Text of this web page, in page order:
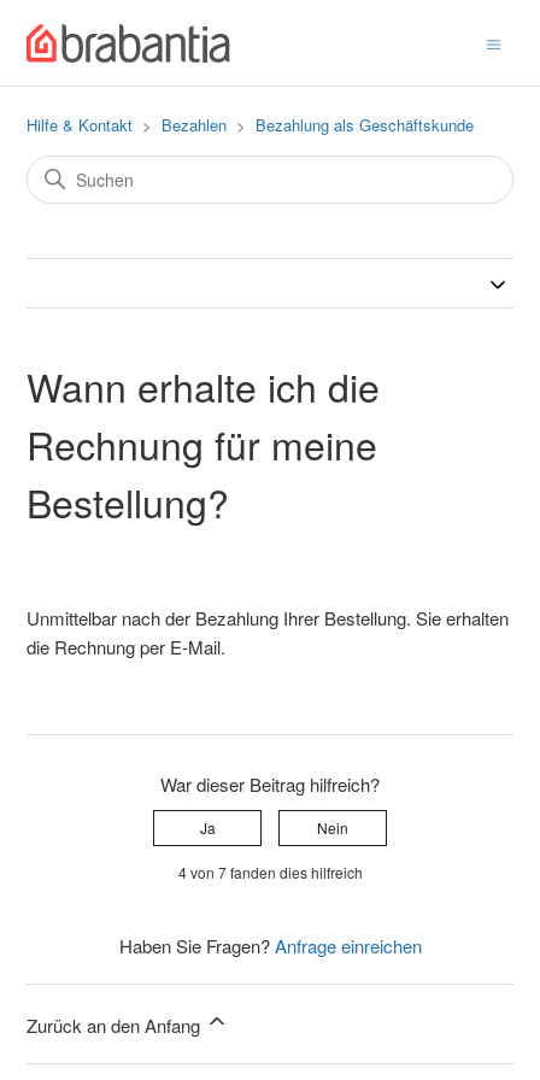
Hilfe & Kontakt Bezahlen Bezahlung als Geschäftskunde
Wann erhalte ich die
Rechnung für meine
Bestellung?
Unmittelbar nach der Bezahlung Ihrer Bestellung. Sie erhalten
die Rechnung per E-Mail.
War dieser Beitrag hilfreich?
Ja Nein
4 von 7 fanden dies hilfreich
Haben Sie Fragen?Anfrage einreichen
Zurück an den Anfang